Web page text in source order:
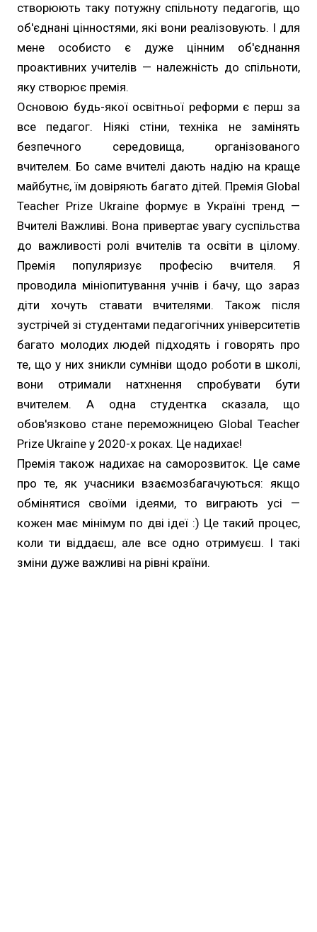
створюють таку потужну спільноту педагогів, що
об'єднані цінностями, які вони реалізовують. І для
мене особисто є дуже цінним об'єднання
проактивних учителів — належність до спільноти,
яку створює премія.
Основою будь-якої освітньої реформи є перш за
все педагог. Ніякі стіни, техніка не замінять
безпечного середовища, організованого
вчителем. Бо саме вчителі дають надію на краще
майбутнє, їм довіряють багато дітей. Премія Global
Teacher Prize Ukraine формує в Україні тренд —
Вчителі Важливі. Вона привертає увагу суспільства
до важливості ролі вчителів та освіти в цілому.
Премія популяризує професію вчителя. Я
проводила мініопитування учнів і бачу, що зараз
діти хочуть ставати вчителями. Також після
зустрічей зі студентами педагогічних університетів
багато молодих людей підходять і говорять про
те, що у них зникли сумніви щодо роботи в школі,
вони отримали натхнення спробувати бути
вчителем. А одна студентка сказала, що
обов'язково стане переможницею Global Teacher
Prize Ukraine у 2020-х роках. Це надихає!
Премія також надихає на саморозвиток. Це саме
про те, як учасники взаємозбагачуються: якщо
обмінятися своїми ідеями, то виграють усі —
кожен має мінімум по дві ідеї :) Це такий процес,
коли ти віддаєш, але все одно отримуєш. І такі
зміни дуже важливі на рівні країни.